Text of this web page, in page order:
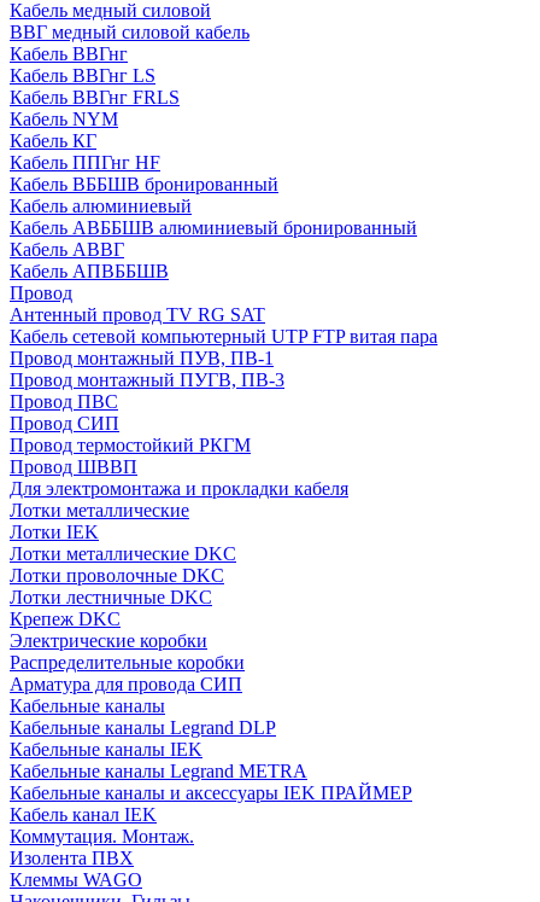
Кабель медный силовой
ВВГ медный силовой кабель
Кабель ВВГнг
Кабель ВВГнг LS
Кабель ВВГнг FRLS
Кабель NYM
Кабель КГ
Кабель ППГнг HF
Кабель ВББШВ бронированный
Кабель алюминиевый
Кабель АВББШВ алюминиевый бронированный
Кабель АВВГ
Кабель АПВББШВ
Провод
Антенный провод TV RG SAT
Кабель сетевой компьютерный UTP FTP витая пара
Провод монтажный ПУВ, ПВ-1
Провод монтажный ПУГВ, ПВ-3
Провод ПВС
Провод СИП
Провод термостойкий РКГМ
Провод ШВВП
Для электромонтажа и прокладки кабеля
Лотки металлические
Лотки IEK
Лотки металлические DKC
Лотки проволочные DKC
Лотки лестничные DKC
Крепеж DKC
Электрические коробки
Распределительные коробки
Арматура для провода СИП
Кабельные каналы
Кабельные каналы Legrand DLP
Кабельные каналы IEK
Кабельные каналы Legrand METRA
Кабельные каналы и аксессуары IEK ПРАЙМЕР
Кабель канал IEK
Коммутация. Монтаж.
Изолента ПВХ
Клеммы WAGO